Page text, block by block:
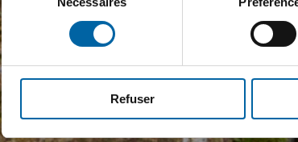
consentement
Refuser